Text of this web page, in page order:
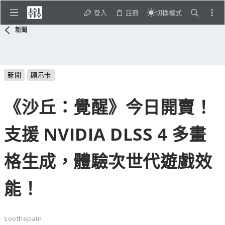
登入 註冊 切換模式
新聞
新聞 顯示卡
《沙丘：覺醒》今日開賣！
支援 NVIDIA DLSS 4 多畫
格生成，體驗次世代遊戲效
能！
soothepain